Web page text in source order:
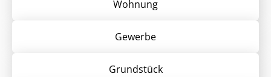
Wohnung
Gewerbe
Grund­stück